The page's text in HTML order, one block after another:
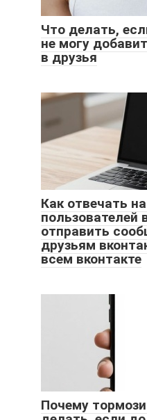
Что делать,
не могу
в друзья
Как отвечать
пользователей
отправить
друзьям
всем вконтакте
Почему